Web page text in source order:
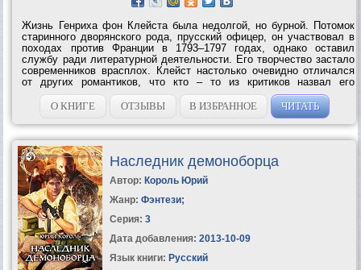
Жизнь Генриха фон Клейста была недолгой, но бурной. Потомок
старинного дворянского рода, прусский офицер, он участвовал в
походах против Франции в 1793–1797 годах, однако оставил
службу ради литературной деятельности. Его творчество застало
современников врасплох. Клейст настолько очевидно отличался
от других романтиков, что кто – то из критиков назвал его
«найденышем поэзии». В его произведениях отразилось смятение
собственных...
О КНИГЕ ОТЗЫВЫ В ИЗБРАННОЕ ЧИТАТЬ
Наследник демоноборца
Автор: Король Юрий
Жанр: Фэнтези;
Серия: 3
Дата добавления: 2013-10-09
Язык книги: Русский